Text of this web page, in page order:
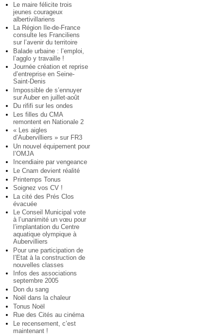
Le maire félicite trois
jeunes courageux
albertivillariens
La Région Ile-de-France
consulte les Franciliens
sur l’avenir du territoire
Balade urbaine : l’emploi,
l’agglo y travaille !
Journée création et reprise
d’entreprise en Seine-
Saint-Denis
Impossible de s’ennuyer
sur Auber en juillet-août
Du rififi sur les ondes
Les filles du CMA
remontent en Nationale 2
« Les aigles
d’Aubervilliers » sur FR3
Un nouvel équipement pour
l’OMJA
Incendiaire par vengeance
Le Cnam devient réalité
Printemps Tonus
Soignez vos CV !
La cité des Prés Clos
évacuée
Le Conseil Municipal vote
à l’unanimité un vœu pour
l’implantation du Centre
aquatique olympique à
Aubervilliers
Pour une participation de
l’Etat à la construction de
nouvelles classes
Infos des associations
septembre 2005
Don du sang
Noël dans la chaleur
Tonus Noël
Rue des Cités au cinéma
Le recensement, c’est
maintenant !